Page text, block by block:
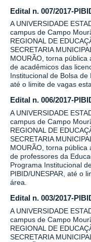
Edital n. 007/2017-
A UNIVERSIDADE
campus de Campo
REGIONAL DE
SECRETARIA
MOURÃO, torna
de acadêmicos das
Institucional de Bolsa de
até o limite de vagas
Edital n. 006/2017-
A UNIVERSIDADE
campus de Campo
REGIONAL DE
SECRETARIA
MOURÃO, torna
de professores da
Programa Institucional
PIBID/UNESPAR, até o
área.
Edital n. 003/2017-
A UNIVERSIDADE
campus de Campo
REGIONAL DE
SECRETARIA